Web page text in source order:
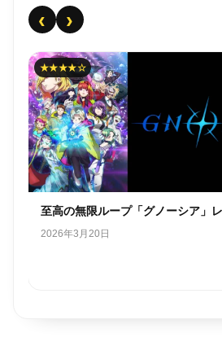
‹ ›
★★★★☆
至高の無限ループ「グノーシア」
2026年3月20日